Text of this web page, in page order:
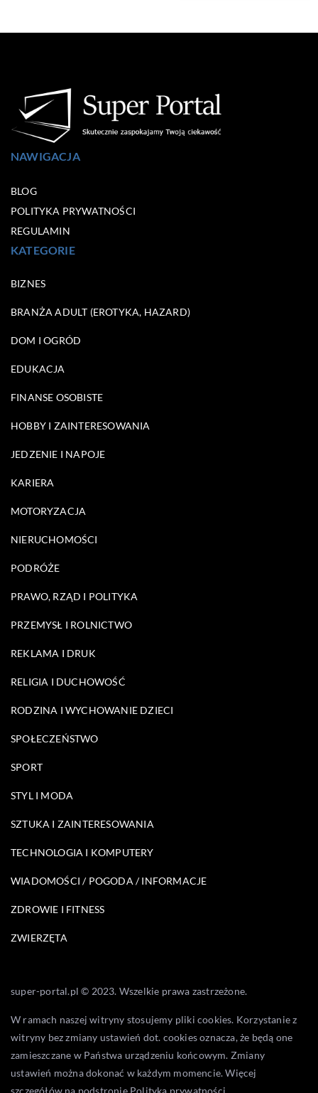
NAWIGACJA
BLOG
POLITYKA PRYWATNOŚCI
REGULAMIN
KATEGORIE
BIZNES
BRANŻA ADULT (EROTYKA, HAZARD)
DOM I OGRÓD
EDUKACJA
FINANSE OSOBISTE
HOBBY I ZAINTERESOWANIA
JEDZENIE I NAPOJE
KARIERA
MOTORYZACJA
NIERUCHOMOŚCI
PODRÓŻE
PRAWO, RZĄD I POLITYKA
PRZEMYSŁ I ROLNICTWO
REKLAMA I DRUK
RELIGIA I DUCHOWOŚĆ
RODZINA I WYCHOWANIE DZIECI
SPOŁECZEŃSTWO
SPORT
STYL I MODA
SZTUKA I ZAINTERESOWANIA
TECHNOLOGIA I KOMPUTERY
WIADOMOŚCI / POGODA / INFORMACJE
ZDROWIE I FITNESS
ZWIERZĘTA
super-portal.pl © 2023. Wszelkie prawa zastrzeżone.
W ramach naszej witryny stosujemy pliki cookies. Korzystanie z
witryny bez zmiany ustawień dot. cookies oznacza, że będą one
zamieszczane w Państwa urządzeniu końcowym. Zmiany
ustawień można dokonać w każdym momencie. Więcej
szczegółów na podstronie Polityka prywatności